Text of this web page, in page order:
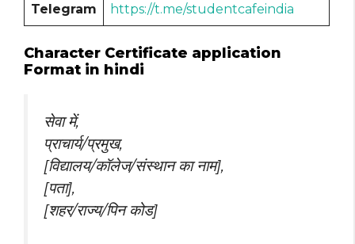
Telegram https://t.me/studentcafeindia
Character Certificate application
Format in hindi
सेवा में,
प्राचार्य/प्रमुख,
[विद्यालय/कॉलेज/संस्थान का नाम],
[पता],
[शहर/राज्य/पिन कोड]